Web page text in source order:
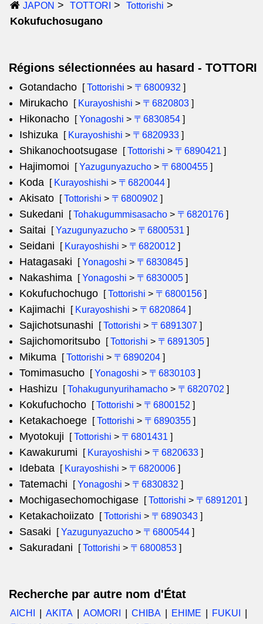
JAPON TOTTORI Tottorishi
Kokufuchosugano
Régions sélectionnées au hasard - TOTTORI
Gotandacho [Tottorishi > 〒6800932 ]
Mirukacho [ Kurayoshishi > 〒6820803 ]
Hikonacho [Yonagoshi > 〒6830854 ]
Ishizuka [ Kurayoshishi > 〒6820933 ]
Shikanochootsugase [Tottorishi > 〒6890421 ]
Hajimomoi [Yazugunyazucho > 〒6800455 ]
Koda [ Kurayoshishi > 〒6820044 ]
Akisato [Tottorishi > 〒6800902 ]
Sukedani [Tohakugummisasacho > 〒6820176 ]
Saitai [Yazugunyazucho > 〒6800531 ]
Seidani [ Kurayoshishi > 〒6820012 ]
Hatagasaki [Yonagoshi > 〒6830845 ]
Nakashima [Yonagoshi > 〒6830005 ]
Kokufuchochugo [Tottorishi > 〒6800156 ]
Kajimachi [ Kurayoshishi > 〒6820864 ]
Sajichotsunashi [Tottorishi > 〒6891307 ]
Sajichomoritsubo [Tottorishi > 〒6891305 ]
Mikuma [Tottorishi > 〒6890204 ]
Tomimasucho [Yonagoshi > 〒6830103 ]
Hashizu [Tohakugunyurihamacho > 〒6820702 ]
Kokufuchocho [Tottorishi > 〒6800152 ]
Ketakachoege [Tottorishi > 〒6890355 ]
Myotokuji [Tottorishi > 〒6801431 ]
Kawakurumi [ Kurayoshishi > 〒6820633 ]
Idebata [ Kurayoshishi > 〒6820006 ]
Tatemachi [Yonagoshi > 〒6830832 ]
Mochigasechomochigase [Tottorishi > 〒6891201 ]
Ketakachoiizato [Tottorishi > 〒6890343 ]
Sasaki [Yazugunyazucho > 〒6800544 ]
Sakuradani [Tottorishi > 〒6800853 ]
Recherche par autre nom d'État
AICHI AKITA AOMORI CHIBA EHIME
FUKUI